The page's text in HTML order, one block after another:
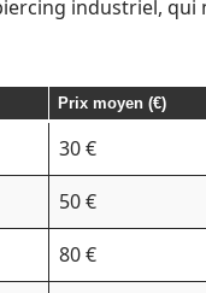
industriel, qui
Prix moyen (€)
30 €
50 €
80 €